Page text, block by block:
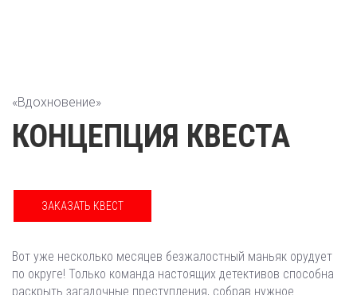
«Вдохновение»
КОНЦЕПЦИЯ КВЕСТА
ЗАКАЗАТЬ КВЕСТ
Вот уже несколько месяцев безжалостный маньяк орудует
по округе! Только команда настоящих детективов способна
раскрыть загадочные преступления, собрав нужное